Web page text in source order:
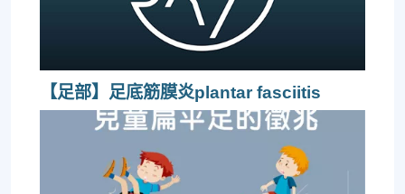
【足部】足底筋膜炎plantar fasciitis